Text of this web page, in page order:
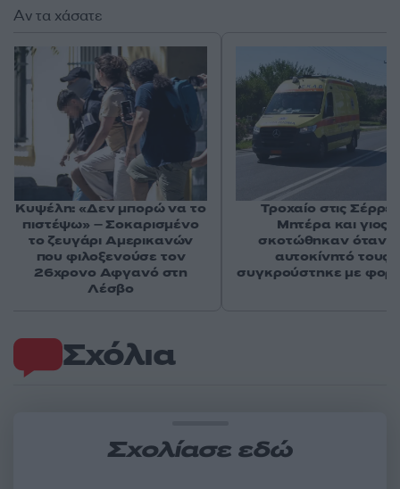
Σχόλια
Σχολίασε εδώ
Αν τα χάσατε
Κυψέλη: «Δεν μπορώ να το
πιστέψω» – Σοκαρισμένο
το ζευγάρι Αμερικανών
που φιλοξενούσε τον
26χρονο Αφγανό στη
Λέσβο
Τροχαίο στις
Μητέρα και γιος
σκοτώθηκαν όταν
αυτοκίνητό τους
συγκρούστηκε με